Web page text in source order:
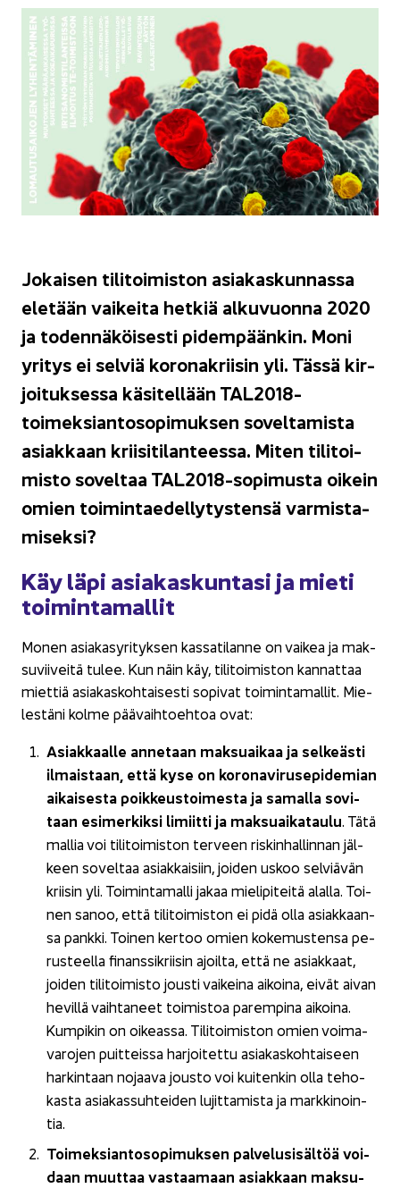
Jo­kai­sen ti­li­toi­mis­ton asia­kas­kun­nas­sa
ele­tään vai­kei­ta het­kiä al­ku­vuon­na 2020
ja to­den­nä­köi­ses­ti pi­dem­pään­kin. Moni
yri­tys ei sel­viä ko­ro­na­krii­sin yli. Tässä kir­
joi­tuk­ses­sa kä­si­tel­lään TAL2018-​
toimeksiantosopimuksen so­vel­ta­mis­ta
asiak­kaan krii­si­ti­lan­tees­sa. Miten ti­li­toi­
mis­to so­vel­taa TAL2018-​sopimusta oi­kein
omien toi­min­tae­del­ly­tys­ten­sä var­mis­ta­
mi­sek­si?
Käy läpi asia­kas­kun­ta­si ja mieti
toi­min­ta­mal­lit
Monen asia­kas­yri­tyk­sen kas­sa­ti­lan­ne on vai­kea ja mak­
su­vii­vei­tä tulee. Kun näin käy, ti­li­toi­mis­ton kan­nat­taa
miet­tiä asia­kas­koh­tai­ses­ti so­pi­vat toi­min­ta­mal­lit. Mie­
les­tä­ni kolme pää­vaih­toeh­toa ovat:
Asiak­kaal­le an­ne­taan mak­suai­kaa ja sel­keäs­ti
il­mais­taan, että kyse on ko­ro­na­vi­ruse­pi­de­mian
ai­kai­ses­ta poik­keus­toi­mes­ta ja sa­mal­la so­vi­
taan esi­mer­kik­si li­miit­ti ja mak­suai­ka­tau­lu. Tätä
mal­lia voi ti­li­toi­mis­ton ter­veen ris­kin­hal­lin­nan jäl­
keen so­vel­taa asiak­kai­siin, joi­den uskoo sel­viä­vän
krii­sin yli. Toi­min­ta­mal­li jakaa mie­li­pi­tei­tä alal­la. Toi­
nen sanoo, että ti­li­toi­mis­ton ei pidä olla asiak­kaan­
sa pank­ki. Toi­nen ker­too omien ko­ke­mus­ten­sa pe­
rus­teel­la fi­nans­si­krii­sin ajoil­ta, että ne asiak­kaat,
joi­den ti­li­toi­mis­to jous­ti vai­kei­na ai­koi­na, eivät aivan
he­vil­lä vaih­ta­neet toi­mis­toa pa­rem­pi­na ai­koi­na.
Kum­pi­kin on oi­keas­sa. Ti­li­toi­mis­ton omien voi­ma­
va­ro­jen puit­teis­sa har­joi­tet­tu asia­kas­koh­tai­seen
har­kin­taan no­jaa­va jous­to voi kui­ten­kin olla te­ho­
kas­ta asia­kas­suh­tei­den lu­jit­ta­mis­ta ja mark­ki­noin­
tia.
Toi­mek­sian­to­so­pi­muk­sen pal­ve­lusi­säl­töä voi­
daan muut­taa vas­taa­maan asiak­kaan mak­su­